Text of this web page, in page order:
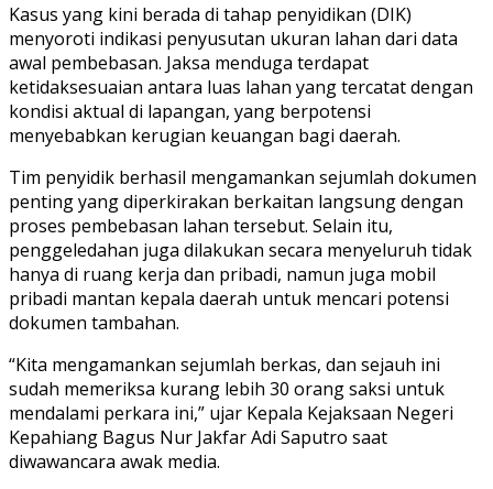
Kasus yang kini berada di tahap penyidikan (DIK)
menyoroti indikasi penyusutan ukuran lahan dari data
awal pembebasan. Jaksa menduga terdapat
ketidaksesuaian antara luas lahan yang tercatat dengan
kondisi aktual di lapangan, yang berpotensi
menyebabkan kerugian keuangan bagi daerah.
Tim penyidik berhasil mengamankan sejumlah dokumen
penting yang diperkirakan berkaitan langsung dengan
proses pembebasan lahan tersebut. Selain itu,
penggeledahan juga dilakukan secara menyeluruh tidak
hanya di ruang kerja dan pribadi, namun juga mobil
pribadi mantan kepala daerah untuk mencari potensi
dokumen tambahan.
“Kita mengamankan sejumlah berkas, dan sejauh ini
sudah memeriksa kurang lebih 30 orang saksi untuk
mendalami perkara ini,” ujar Kepala Kejaksaan Negeri
Kepahiang Bagus Nur Jakfar Adi Saputro saat
diwawancara awak media.